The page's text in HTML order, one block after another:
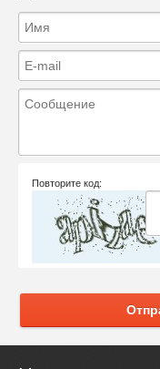
Повторите код: